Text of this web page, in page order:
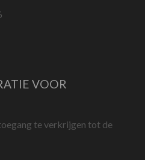
VOOR
te verkrijgen tot de